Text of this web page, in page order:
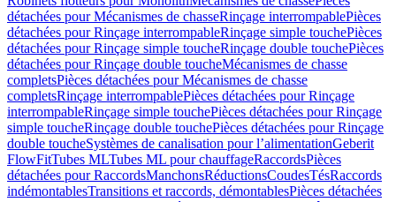
détachées pour Mécanismes de chasseRinçage interrompablePièces
détachées pour Rinçage interrompableRinçage simple touchePièces
détachées pour Rinçage simple toucheRinçage double touchePièces
détachées pour Rinçage double toucheMécanismes de chasse
completsPièces détachées pour Mécanismes de chasse
completsRinçage interrompablePièces détachées pour Rinçage
interrompableRinçage simple touchePièces détachées pour Rinçage
simple toucheRinçage double touchePièces détachées pour Rinçage
double toucheSystèmes de canalisation pour l’alimentationGeberit
FlowFitTubes MLTubes ML pour chauffageRaccordsPièces
détachées pour RaccordsManchonsRéductionsCoudesTésRaccords
indémontablesTransitions et raccords, démontablesPièces détachées